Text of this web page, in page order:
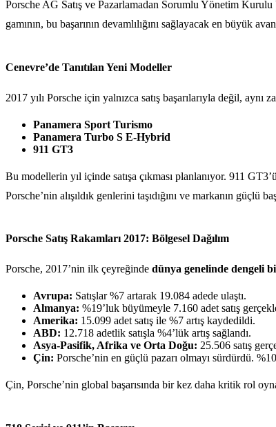
Porsche AG Satış ve Pazarlamadan Sorumlu Yönetim Kurulu
gamının, bu başarının devamlılığını sağlayacak en büyük
Cenevre’de Tanıtılan Yeni Modeller
2017 yılı Porsche için yalnızca satış başarılarıyla değil,
Panamera Sport Turismo
Panamera Turbo S E-Hybrid
911 GT3
Bu modellerin yıl içinde satışa çıkması planlanıyor. 911
Porsche’nin alışıldık genlerini taşıdığını ve markanın güçlü
Porsche Satış Rakamları 2017: Bölgesel Dağılım
Porsche, 2017’nin ilk çeyreğinde dünya genelinde dengeli
Avrupa: Satışlar %7 artarak 19.084 adede ulaştı.
Almanya: %19’luk büyümeyle 7.160 adet satış
Amerika: 15.099 adet satış ile %7 artış kaydedildi.
ABD: 12.718 adetlik satışla %4’lük artış sağlandı.
Asya-Pasifik, Afrika ve Orta Doğu: 25.506 satış
Çin: Porsche’nin en güçlü pazarı olmayı sürdürdü.
Çin, Porsche’nin global başarısında bir kez daha kritik rol